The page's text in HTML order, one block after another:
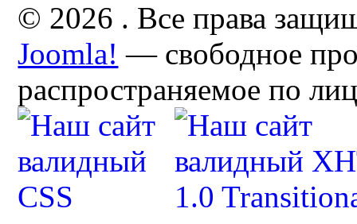
© 2026 . Все права
Joomla! — свободное
распространяемое по